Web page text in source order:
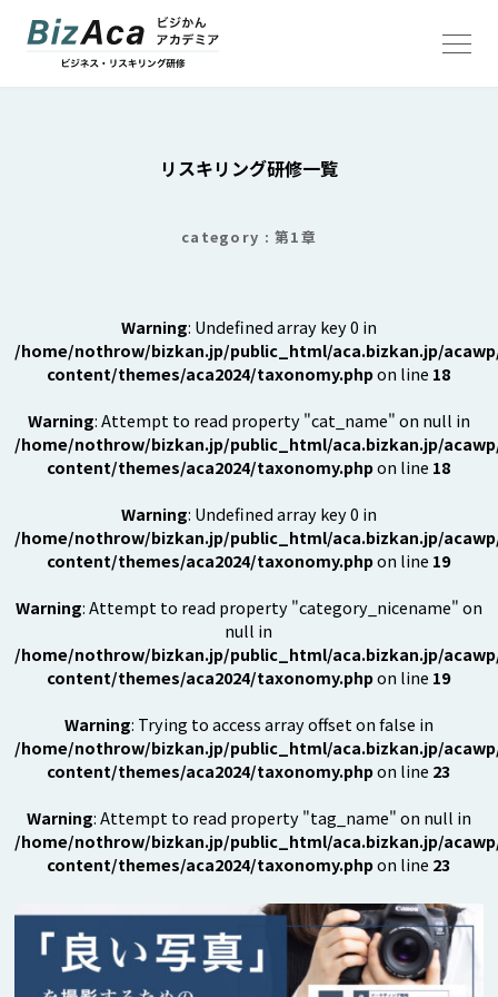
お知らせ / コラム
「撮築 サツチク」ストロボ撮影環境構築サービス
株式会社ビジネスのかんさつ
ALTERNA CREATES
写真と広告事務所NoThrow
リスキリング研修一覧
category : 第1章
Warning: Undefined array key 0 in
/home/nothrow/bizkan.jp/public_html/aca.bizkan.jp/
content/themes/aca2024/taxonomy.phpon line 18
Warning: Attempt to read property "cat_name" on null in
/home/nothrow/bizkan.jp/public_html/aca.bizkan.jp/
content/themes/aca2024/taxonomy.phpon line 18
Warning: Undefined array key 0 in
/home/nothrow/bizkan.jp/public_html/aca.bizkan.jp/
content/themes/aca2024/taxonomy.phpon line 19
Warning: Attempt to read property "category_nicename" on
null in
/home/nothrow/bizkan.jp/public_html/aca.bizkan.jp/
content/themes/aca2024/taxonomy.phpon line 19
Warning: Trying to access array offset on false in
/home/nothrow/bizkan.jp/public_html/aca.bizkan.jp/
content/themes/aca2024/taxonomy.phpon line 23
Warning: Attempt to read property "tag_name" on null in
/home/nothrow/bizkan.jp/public_html/aca.bizkan.jp/
content/themes/aca2024/taxonomy.phpon line 23